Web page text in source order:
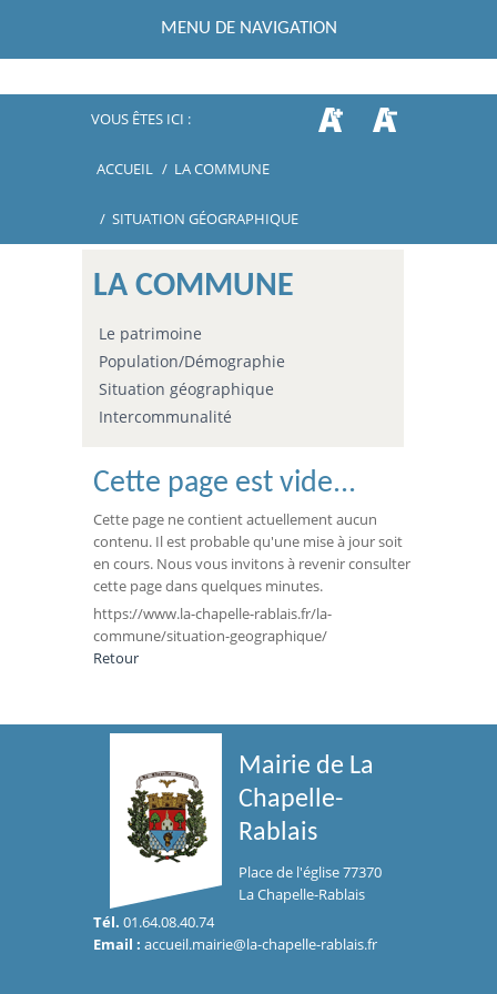
MENU DE NAVIGATION
VOUS ÊTES ICI :
ACCUEIL / LA COMMUNE
/ SITUATION GÉOGRAPHIQUE
LA COMMUNE
Le patrimoine
Population/Démographie
Situation géographique
Intercommunalité
Cette page est vide...
Cette page ne contient actuellement aucun
contenu. Il est probable qu'une mise à jour soit
en cours. Nous vous invitons à revenir consulter
cette page dans quelques minutes.
https://www.la-chapelle-rablais.fr/la-
commune/situation-geographique/
Retour
Mairie de La
Chapelle-
Rablais
Place de l'église 77370
La Chapelle-Rablais
Tél. 01.64.08.40.74
Email : accueil.mairie@la-chapelle-rablais.fr